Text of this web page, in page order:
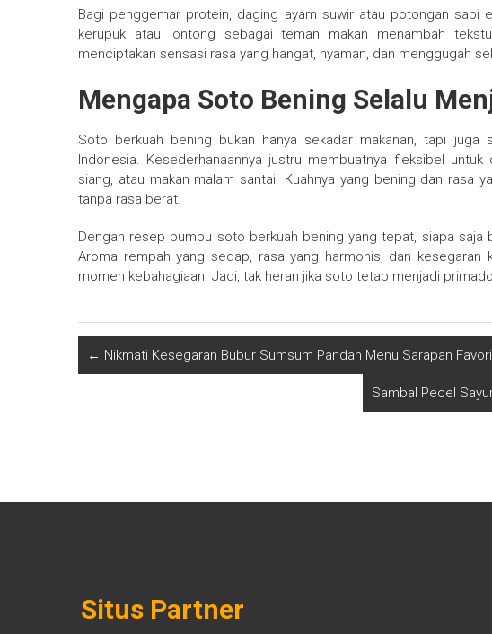
Bagi penggemar protein, daging ayam suwir atau potongan sapi
kerupuk atau lontong sebagai teman makan menambah
menciptakan sensasi rasa yang hangat, nyaman, dan menggugah
Mengapa Soto Bening Selalu
Soto berkuah bening bukan hanya sekadar makanan, tapi juga
Indonesia. Kesederhanaannya justru membuatnya fleksibel
siang, atau makan malam santai. Kuahnya yang bening dan rasa
tanpa rasa berat.
Dengan resep bumbu soto berkuah bening yang tepat, siapa saja
Aroma rempah yang sedap, rasa yang harmonis, dan
momen kebahagiaan. Jadi, tak heran jika soto tetap menjadi
← Nikmati Kesegaran Bubur Sumsum Pandan Menu Sarapan
Sambal Pecel
Situs Partner